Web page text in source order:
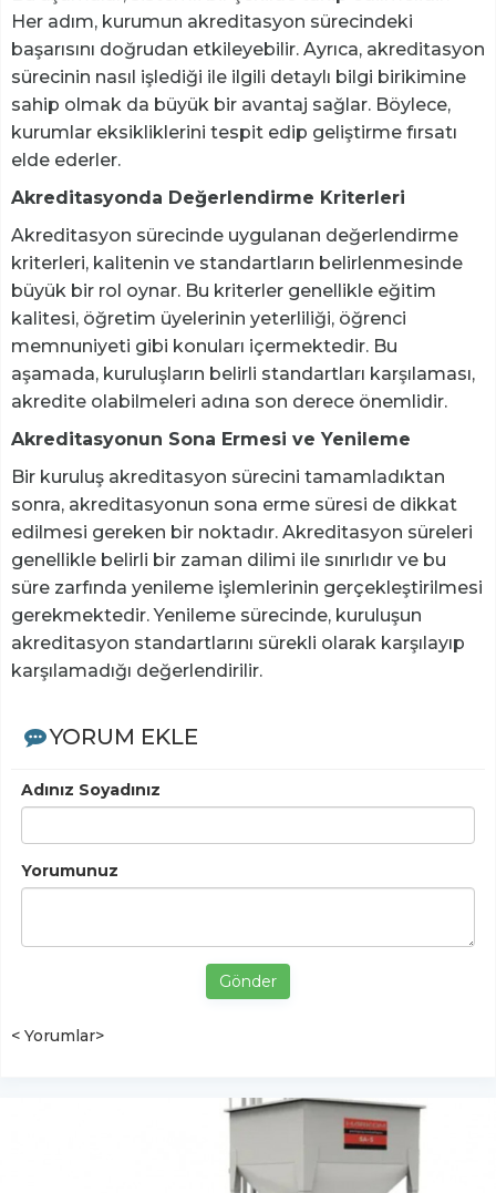
Her adım, kurumun akreditasyon sürecindeki
başarısını doğrudan etkileyebilir. Ayrıca, akreditasyon
sürecinin nasıl işlediği ile ilgili detaylı bilgi birikimine
sahip olmak da büyük bir avantaj sağlar. Böylece,
kurumlar eksikliklerini tespit edip geliştirme fırsatı
elde ederler.
Akreditasyonda Değerlendirme Kriterleri
Akreditasyon sürecinde uygulanan değerlendirme
kriterleri, kalitenin ve standartların belirlenmesinde
büyük bir rol oynar. Bu kriterler genellikle eğitim
kalitesi, öğretim üyelerinin yeterliliği, öğrenci
memnuniyeti gibi konuları içermektedir. Bu
aşamada, kuruluşların belirli standartları karşılaması,
akredite olabilmeleri adına son derece önemlidir.
Akreditasyonun Sona Ermesi ve Yenileme
Bir kuruluş akreditasyon sürecini tamamladıktan
sonra, akreditasyonun sona erme süresi de dikkat
edilmesi gereken bir noktadır. Akreditasyon süreleri
genellikle belirli bir zaman dilimi ile sınırlıdır ve bu
süre zarfında yenileme işlemlerinin gerçekleştirilmesi
gerekmektedir. Yenileme sürecinde, kuruluşun
akreditasyon standartlarını sürekli olarak karşılayıp
karşılamadığı değerlendirilir.
YORUM EKLE
Adınız Soyadınız
Yorumunuz
Gönder
< Yorumlar>